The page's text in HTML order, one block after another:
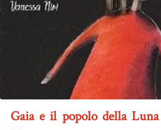
Gaia e il popolo della